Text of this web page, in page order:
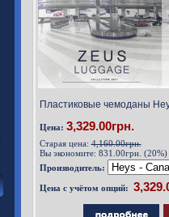
Пластиковые чемоданы
Цена: 3,329.00грн.
Старая цена:4,160.00грн.
Вы экономите: 831.00грн. (20%)
Производитель:
Цена с учётом опций: